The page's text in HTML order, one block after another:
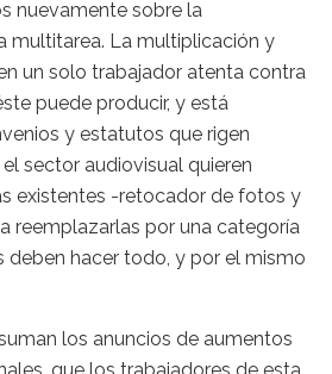
nuevamente sobre la
multitarea. La multiplicación y
un solo trabajador atenta contra
puede producir, y está
y estatutos que rigen
sector audiovisual quieren
existentes -retocador de fotos y
reemplazarlas por una categoría
deben hacer todo, y por el mismo
los anuncios de aumentos